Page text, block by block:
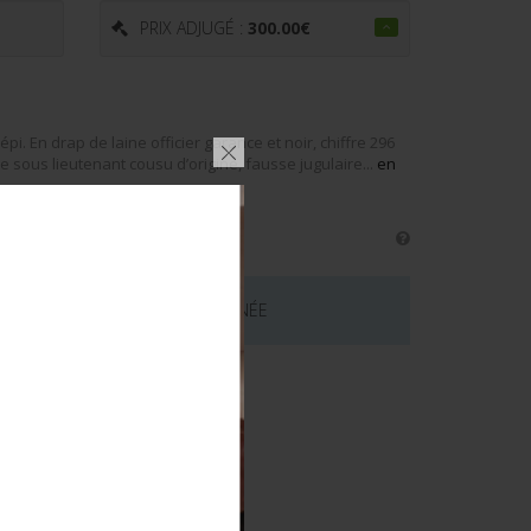
PRIX ADJUGÉ : 300.00€
En drap de laine officier garance et noir, chiffre 296
sous lieutenant cousu d’origine, fausse jugulaire... en
LOT EST MAINTENANT TERMINÉE